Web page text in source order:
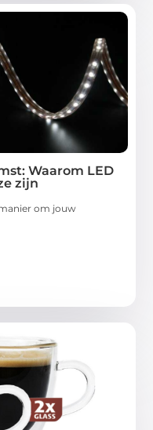
Waarom LED
zijn
om jouw